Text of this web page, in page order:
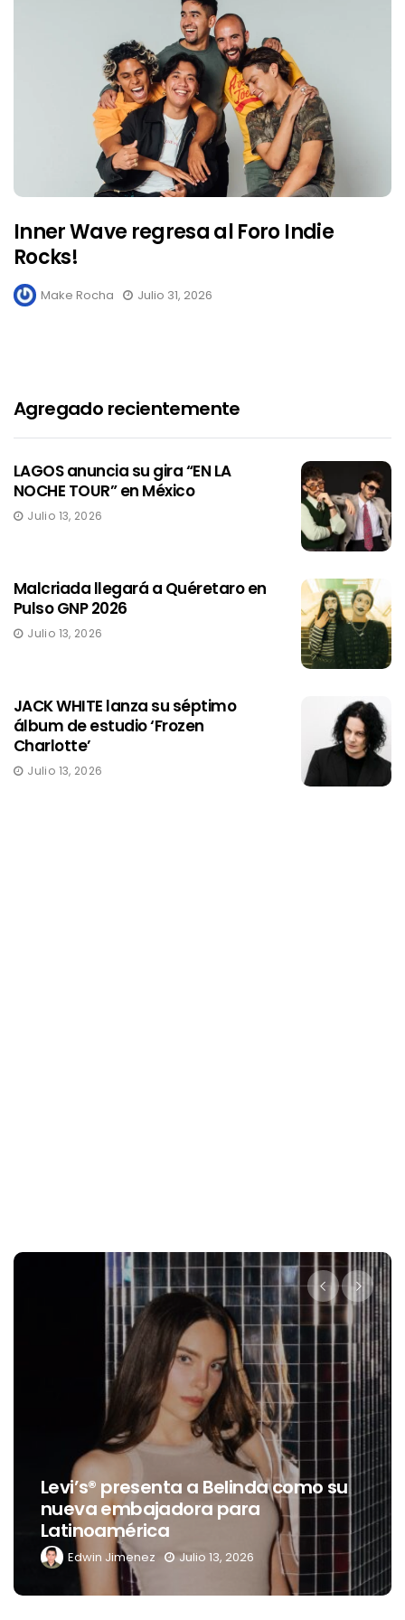
Inner Wave regresa al Foro Indie
Rocks!
Make Rocha Julio 31, 2026
Agregado recientemente
LAGOS anuncia su gira “EN LA
NOCHE TOUR” en México
Julio 13, 2026
Malcriada llegará a Quéretaro en
Pulso GNP 2026
Julio 13, 2026
JACK WHITE lanza su séptimo
álbum de estudio ‘Frozen
Charlotte’
Julio 13, 2026
Levi’s® presenta a Belinda como su
nueva embajadora para
Latinoamérica
Edwin Jimenez Julio 13, 2026